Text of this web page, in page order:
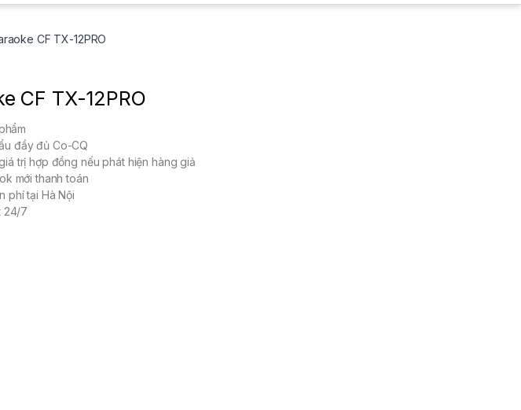
CF TX-12PRO
CF TX-12PRO
đầy đủ Co-CQ
trị hợp đồng nếu phát hiện hàng giả
mới thanh toán
phí tại Hà Nội
24/7